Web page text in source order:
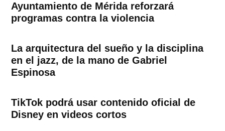
Ayuntamiento de Mérida reforzará
programas contra la violencia
La arquitectura del sueño y la disciplina
en el jazz, de la mano de Gabriel
Espinosa
TikTok podrá usar contenido oficial de
Disney en videos cortos